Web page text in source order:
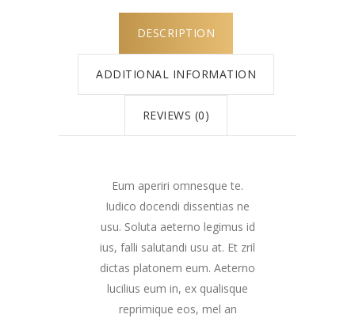
DESCRIPTION
ADDITIONAL INFORMATION
REVIEWS (0)
Eum aperiri omnesque te.
Iudico docendi dissentias ne
usu. Soluta aeterno legimus id
ius, falli salutandi usu at. Et zril
dictas platonem eum. Aeterno
lucilius eum in, ex qualisque
reprimique eos, mel an